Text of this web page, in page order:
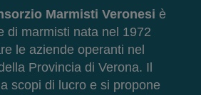
Marmisti Veronesi è
di marmisti nata nel 1972
le aziende operanti nel
Provincia di Verona. Il
scopi di lucro e si propone